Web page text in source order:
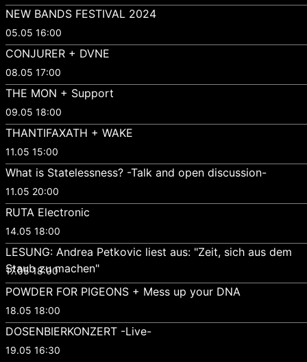
NEW BANDS FESTIVAL 2024
05.05 16:00
CONJURER + DVNE
08.05 17:00
THE MON + Support
09.05 18:00
THANTIFAXATH + WAKE
11.05 15:00
What is Statelessness? -Talk and open discussion-
11.05 20:00
RUTA Electronic
14.05 18:00
LESUNG: Andrea Petkovic liest aus: "Zeit, sich aus dem
Staub zu machen"
17.05 18:00
POWDER FOR PIGEONS + Mess up your DNA
18.05 18:00
DOSENBIERKONZERT -Live-
19.05 16:30